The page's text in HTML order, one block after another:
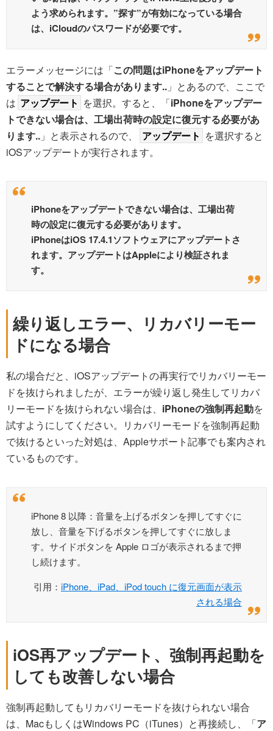
よう求められます。”探す”が有効になっている場合
は、iCloudのパスワードが必要です。
エラーメッセージには「この問題はiPhoneをアップデート
することで解決する場合があります.. 」とあるので、ここで
は アップデート を選択。すると、「iPhoneをアップデー
トできない場合は、工場出荷時の設定に復元する必要があ
ります.. 」と表示されるので、 アップデート を選択すると
iOSアップデートが実行されます。
iPhoneをアップデートできない場合は、工場出荷
時の設定に復元する必要があります。
iPhoneはiOS 17.4.1ソフトウェアにアップデートさ
れます。アップデートはAppleにより検証されま
す。
繰り返しエラー、リカバリーモー
ドになる場合
私の場合だと、iOSアップデートの再実行でリカバリーモー
ドを抜けられましたが、エラーが繰り返し発生してリカバ
リーモードを抜けられない場合は、 iPhoneの強制再起動を
試すようにしてください。リカバリーモードを強制再起動
で抜けるといった対処は、Appleサポート記事でも案内され
ているものです。
iPhone 8 以降：音量を上げるボタンを押してすぐに
放し、音量を下げるボタンを押してすぐに放しま
す。サイドボタンを Apple ロゴが表示されるまで押
し続けます。
引用： iPhone、iPad、iPod touch に復元画面が表示
される場合
iOS再アップデート、強制再起動を
しても改善しない場合
強制再起動してもリカバリーモードを抜けられない場合
は、MacもしくはWindows PC（iTunes）と再接続し、「ア